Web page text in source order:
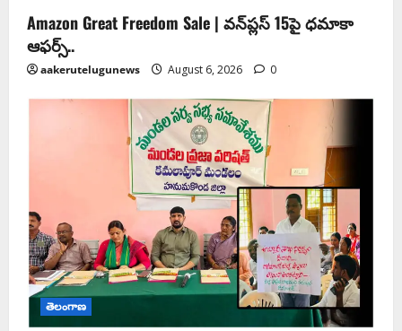
Amazon Great Freedom Sale | వన్‌ప్లస్ 15పై ధమాకా
ఆఫర్స్..
aakerutelugunews August 6, 2026 0
తెలంగాణ